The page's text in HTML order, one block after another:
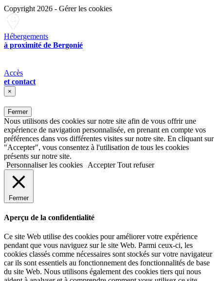
Copyright 2026 - Gérer les cookies
Hébergements
à proximité de Bergonié
Accès
et contact
×
Fermer
Nous utilisons des cookies sur notre site afin de vous offrir une
expérience de navigation personnalisée, en prenant en compte vos
préférences dans vos différentes visites sur notre site. En cliquant sur
"Accepter", vous consentez à l'utilisation de tous les cookies
présents sur notre site.
Personnaliser les cookies
Accepter Tout refuser
Fermer
Aperçu de la confidentialité
Ce site Web utilise des cookies pour améliorer votre expérience
pendant que vous naviguez sur le site Web. Parmi ceux-ci, les
cookies classés comme nécessaires sont stockés sur votre navigateur
car ils sont essentiels au fonctionnement des fonctionnalités de base
du site Web. Nous utilisons également des cookies tiers qui nous